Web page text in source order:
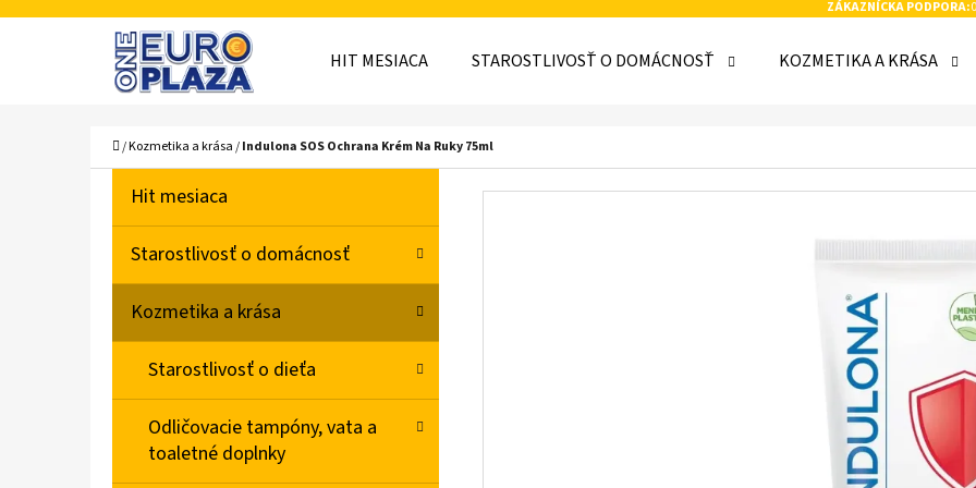
Prejsť
ZÁKAZNÍCKA PODPORA:
HIT MESIACA STAROSTLIVOSŤ O DOMÁCNOSŤ KOZMETIKA A KRÁSA
Domov
/Kozmetika a krása/Indulona SOS Ochrana Krém Na Ruky 75ml
N
Preskočiť
kategórie
G
R
E
Hit mesiaca
Starostlivosť o domácnosť
Kozmetika a krása
Starostlivosť o dieťa
Odličovacie tampóny, vata a
toaletné doplnky
K
Späť
Späť
ČO POTREBUJETE NÁJSŤ?